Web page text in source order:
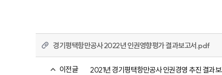
경기평택항만공사 2022년 인권영향평가 결과보고서.pdf
이전글 2021년 경기평택항만공사 인권경영 추진 결과